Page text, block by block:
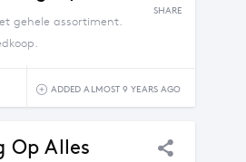
SHARE
gehele assortiment.
ADDED ALMOST 9 YEARS AGO
Op Alles